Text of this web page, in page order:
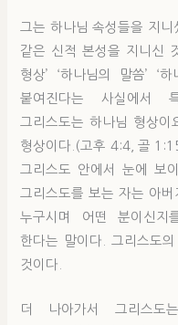
그는 하나님 속성들을 지
같은 신적 본성을 지니신
형상’ ‘하나님의 말씀’ ‘
붙여진다는 사실에서
그리스도는 하나님 형상이
형상이다.(고후 4:4, 골
그리스도 안에서 눈에 보
그리스도를 보는 자는 아
누구시며 어떤 분이신지
한다는 말이다. 그리스도
것이다.
더 나아가서 그리스